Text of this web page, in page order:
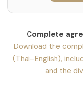
Complete
Download the
(Thai–English),
and the